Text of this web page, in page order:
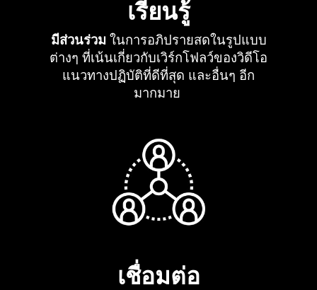
เรียนรู้
มีส่วนร่วม ในการอภิปรายสดในรูปแบบ
ต่างๆ ที่เน้นเกี่ยวกับเวิร์กโฟลว์ของวิดีโอ
แนวทางปฏิบัติที่ดีที่สุด และอื่นๆ อีก
มากมาย
เชื่อมต่อ